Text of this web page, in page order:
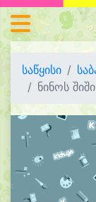
საწყისი
ნინოს შიში